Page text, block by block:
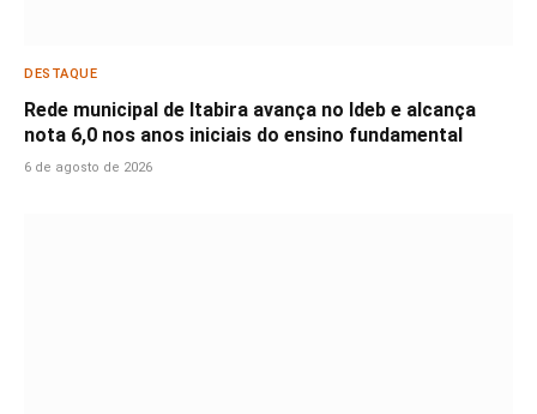
DESTAQUE
Rede municipal de Itabira avança no Ideb e alcança
nota 6,0 nos anos iniciais do ensino fundamental
6 de agosto de 2026